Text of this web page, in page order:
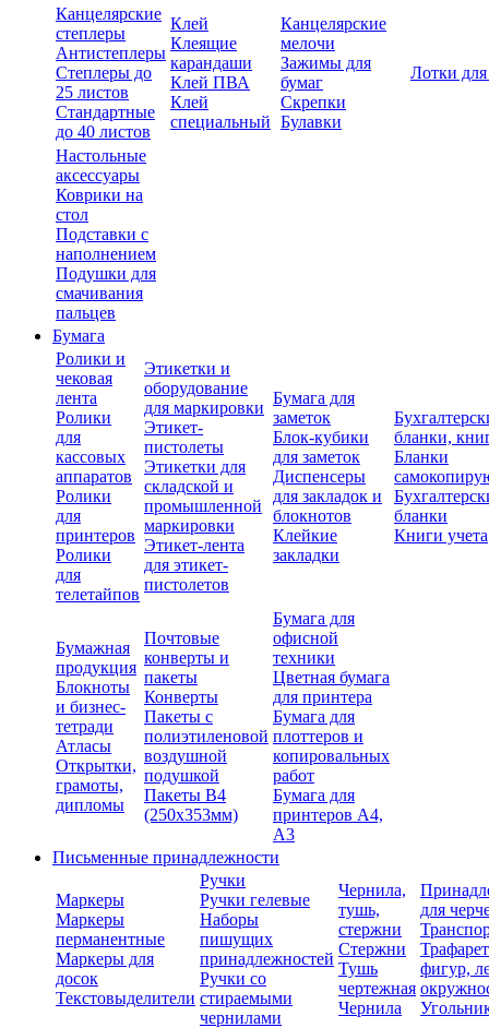
Канцелярские
степлеры
Антистеплеры
Степлеры до
25 листов
Стандартные
до 40 листов
Клей
Клеящие
карандаши
Клей ПВА
Клей
специальный
Канцелярские
мелочи
Зажимы для
бумаг
Скрепки
Булавки
Лотки
Настольные
аксессуары
Коврики на
стол
Подставки с
наполнением
Подушки для
смачивания
пальцев
Бумага
Ролики и
чековая
лента
Ролики
для
кассовых
аппаратов
Ролики
для
принтеров
Ролики
для
телетайпов
Этикетки и
оборудование
для маркировки
Этикет-
пистолеты
Этикетки для
складской и
промышленной
маркировки
Этикет-лента
для этикет-
пистолетов
Бумага для
заметок
Блок-кубики
для заметок
Диспенсеры
для закладок и
блокнотов
Клейкие
закладки
бланки,
Бланки
бланки
Книги учета
Бумажная
продукция
Блокноты
и бизнес-
тетради
Атласы
Открытки,
грамоты,
дипломы
Почтовые
конверты и
пакеты
Конверты
Пакеты с
полиэтиленовой
воздушной
подушкой
Пакеты В4
(250х353мм)
Бумага для
офисной
техники
Цветная бумага
для принтера
Бумага для
плоттеров и
копировальных
работ
Бумага для
принтеров А4,
А3
Письменные принадлежности
Маркеры
Маркеры
перманентные
Маркеры для
досок
Текстовыделители
Ручки
Ручки гелевые
Наборы
пишущих
принадлежностей
Ручки со
стираемыми
чернилами
Чернила,
тушь,
стержни
Стержни
Тушь
чертежная
Чернила
для
фигур,